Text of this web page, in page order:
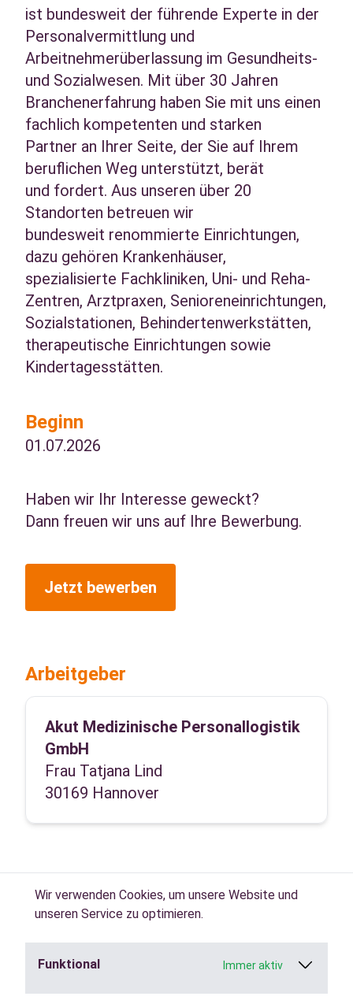
Wir verwenden Cookies, um unsere Website und
unseren Service zu optimieren.
Funktional Immer aktiv
ist bundesweit der führende Experte in der
Personalvermittlung und
Arbeitnehmerüberlassung im Gesundheits-
und Sozialwesen. Mit über 30 Jahren
Branchenerfahrung haben Sie mit uns einen
fachlich kompetenten und starken
Partner an Ihrer Seite, der Sie auf Ihrem
beruflichen Weg unterstützt, berät
und fordert. Aus unseren über 20
Standorten betreuen wir
bundesweit renommierte Einrichtungen,
dazu gehören Krankenhäuser,
spezialisierte Fachkliniken, Uni- und Reha-
Zentren, Arztpraxen, Senioreneinrichtungen,
Sozialstationen, Behindertenwerkstätten,
therapeutische Einrichtungen sowie
Kindertagesstätten.
Beginn
01.07.2026
Haben wir Ihr Interesse geweckt?
Dann freuen wir uns auf Ihre Bewerbung.
Jetzt bewerben
Arbeitgeber
Akut Medizinische Personallogistik
GmbH
Frau Tatjana Lind
30169 Hannover
Jobs in der
Zeitarbeit